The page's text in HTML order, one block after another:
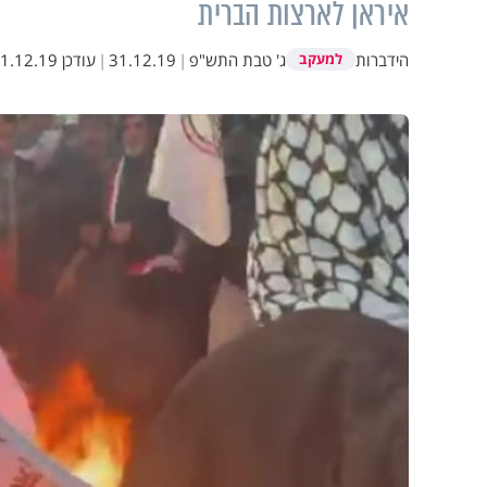
איראן לארצות הברית
הידברות למעקב ג' טבת התש"פ |
31.12.19
| עודכן 20:57